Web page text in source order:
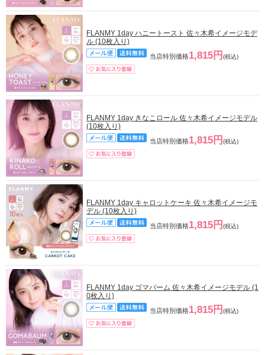
FLANMY 1day ハニートースト 佐々木希イメージモデ
ル (10枚入り)
当店特別価格1,815円 (税込)
FLANMY 1day きなこロール 佐々木希イメージモデル
(10枚入り)
当店特別価格1,815円 (税込)
FLANMY 1day キャロットケーキ 佐々木希イメージモ
デル (10枚入り)
当店特別価格1,815円 (税込)
FLANMY 1day ゴマバーム 佐々木希イメージモデル (1
0枚入り)
当店特別価格1,815円 (税込)